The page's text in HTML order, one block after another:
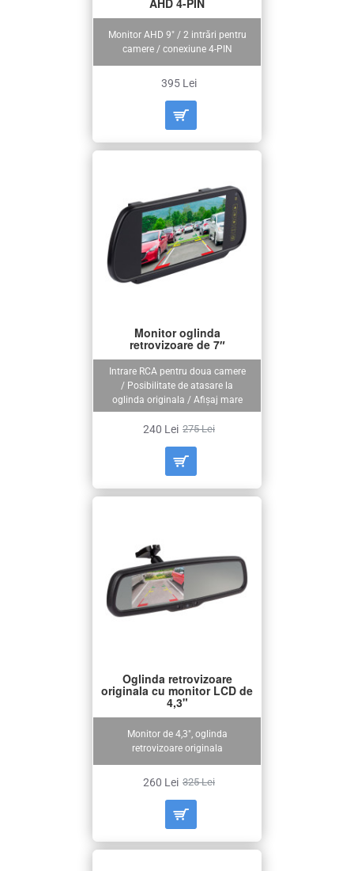
Monitor AHD 9″ / 2 intrări pentru
camere / conexiune 4-PIN
395 Lei
Intrare RCA pentru doua camere
/ Posibilitate de atasare la
oglinda originala / Afișaj mare
Monitor oglinda
retrovizoare de 7″
240 Lei 275 Lei
Monitor de 4,3", oglinda
retrovizoare originala
Oglinda retrovizoare
originala cu monitor LCD de
4,3"
260 Lei 325 Lei